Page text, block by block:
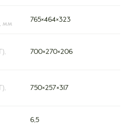
мм
765×464×323
700×270×206
750×257×317
6,5